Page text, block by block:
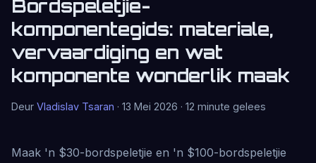
Bordspeletjie-
komponentegids: materiale,
vervaardiging en wat
komponente wonderlik maak
Deur Vladislav Tsaran · 13 Mei 2026 · 12 minute gelees
Maak 'n $30-bordspeletjie en 'n $100-bordspeletjie